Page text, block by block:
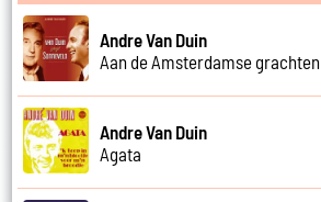
Andre Van Duin
Aan de Amsterdamse grachten
Andre Van Duin
Agata